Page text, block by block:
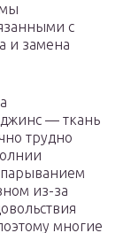
с
и замена
— ткань
трудно
из-за
многие